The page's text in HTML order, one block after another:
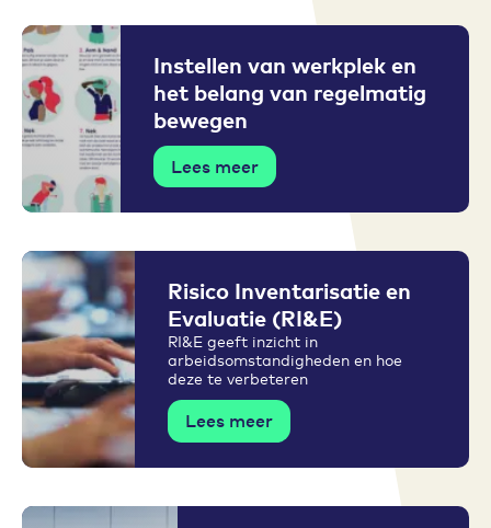
Instellen van werkplek en
het belang van regelmatig
bewegen
Lees meer
Risico Inventarisatie en
Evaluatie (RI&E)
RI&E geeft inzicht in
arbeidsomstandigheden en hoe
deze te verbeteren
Lees meer